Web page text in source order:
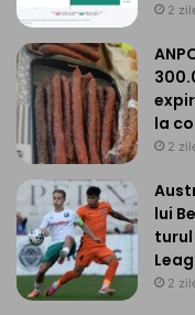
2
la
2
lui
turul
2